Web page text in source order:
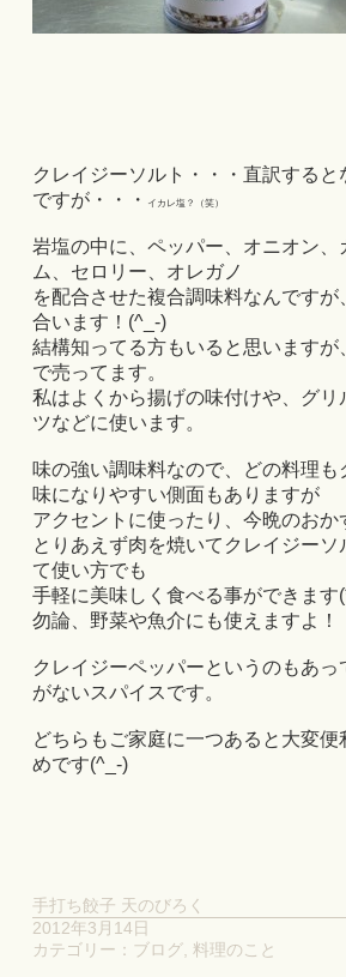
クレイジーソルト・・・直訳する
ですが・・・
イカレ塩？（笑）
岩塩の中に、ペッパー、オニオン、
ム、セロリー、オレガノ
を配合させた複合調味料なんですが
合います！(^_-)
結構知ってる方もいると思いますが
で売ってます。
私はよくから揚げの味付けや、グリ
ツなどに使います。
味の強い調味料なので、どの料理も
味になりやすい側面もありますが
アクセントに使ったり、今晩のおか
とりあえず肉を焼いてクレイジーソ
て使い方でも
手軽に美味しく食べる事ができます
勿論、野菜や魚介にも使えますよ！
クレイジーペッパーというのもあっ
がないスパイスです。
どちらもご家庭に一つあると大変便
めです(^_-)
手打ち餃子 天のびろく
2012年3月14日
カテゴリー： ブログ, 料理のこと